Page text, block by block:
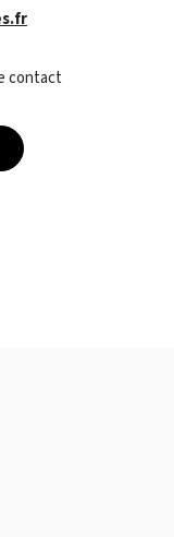
contact